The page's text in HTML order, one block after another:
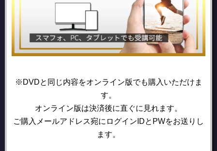
※DVDと同じ内容をオンライン版でも購入いただけま
す。
オンライン版は決済後に直ぐに見れます。
ご購入メールアドレス宛にログインIDとPWをお送りし
ます。